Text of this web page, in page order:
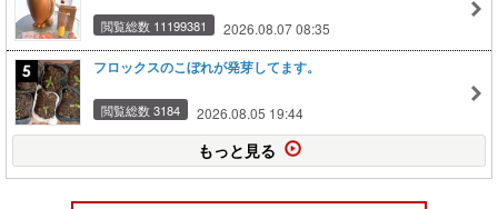
閲覧総数 11199381 2026.08.07 08:35
フロックスのこぼれが発芽してます。
閲覧総数 3184 2026.08.05 19:44
もっと見る